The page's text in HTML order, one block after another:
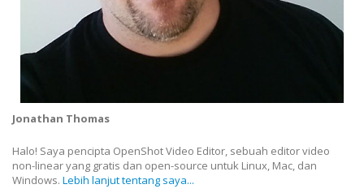
Jonathan Thomas
Halo! Saya pencipta OpenShot Video Editor, sebuah editor video
non-linear yang gratis dan open-source untuk Linux, Mac, dan
Windows. Lebih lanjut tentang saya...